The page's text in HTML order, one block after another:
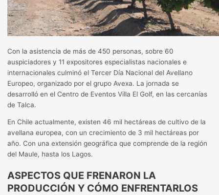
Con la asistencia de más de 450 personas, sobre 60
auspiciadores y 11 expositores especialistas nacionales e
internacionales culminó el Tercer Día Nacional del Avellano
Europeo, organizado por el grupo Avexa. La jornada se
desarrolló en el Centro de Eventos Villa El Golf, en las cercanías
de Talca.
En Chile actualmente, existen 46 mil hectáreas de cultivo de la
avellana europea, con un crecimiento de 3 mil hectáreas por
año. Con una extensión geográfica que comprende de la región
del Maule, hasta los Lagos.
ASPECTOS QUE FRENARON LA
PRODUCCIÓN Y CÓMO ENFRENTARLOS